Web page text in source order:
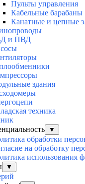
Пульты управления
Кабельные барабаны
Канатные и цепные
и ПВД
здания
техника
▼
обработки
на обработку
использования
▼